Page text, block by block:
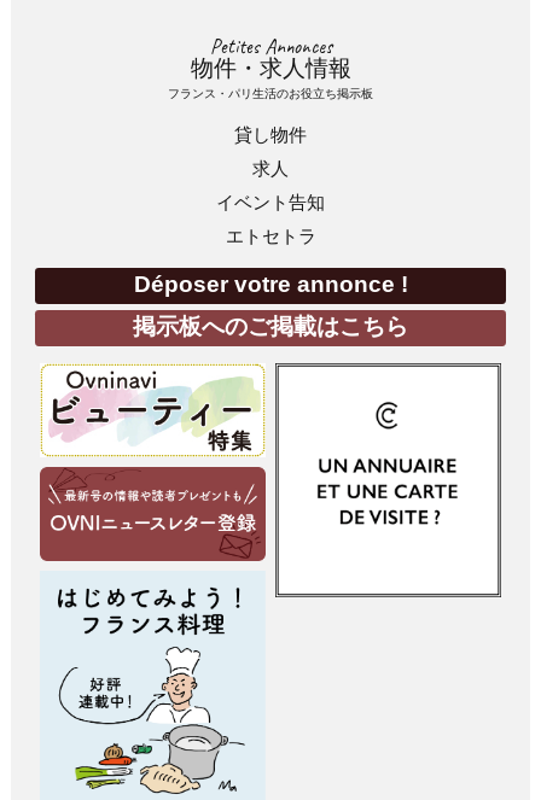
Petites Annonces
物件・求人情報
フランス・パリ生活のお役立ち掲示板
貸し物件
求人
イベント告知
エトセトラ
Déposer votre annonce !
掲示板へのご掲載はこちら